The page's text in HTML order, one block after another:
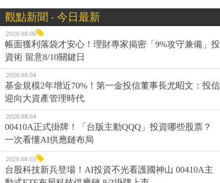
2026.08.06
帳面獲利落袋才安心！理財專家揭密「9%攻守兼備」投
資術 留意8/10關鍵日
2026.08.04
基金規模2年增近70%！第一金投信董事長尤昭文：投信
迎向大資產管理時代
2026.08.04
00410A正式掛牌！「台版主動QQQ」投資哪些股票？
一次看懂AI供應鏈布局
2026.08.03
台股科技新兵登場！AI投資不光看護國神山 00410A主
動式ETF布局科技供應鏈 8/3掛牌上市
2026.08.03